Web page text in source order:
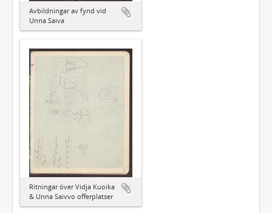
Avbildningar av fynd vid
Unna Saiva
Ritningar över Vidja Kuoika
& Unna Saivvo offerplatser